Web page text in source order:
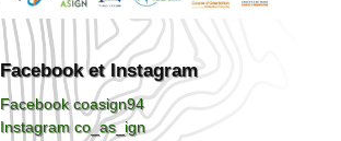
Facebook et Instagram
Facebook coasign94
Instagram co_as_ign